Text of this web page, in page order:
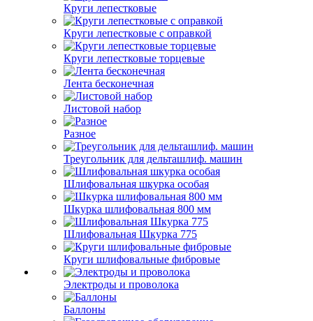
Круги лепестковые
Круги лепестковые с оправкой
Круги лепестковые торцевые
Лента бесконечная
Листовой набор
Разное
Треугольник для дельташлиф. машин
Шлифовальная шкурка особая
Шкурка шлифовальная 800 мм
Шлифовальная Шкурка 775
Круги шлифовальные фибровые
Электроды и проволока
Баллоны